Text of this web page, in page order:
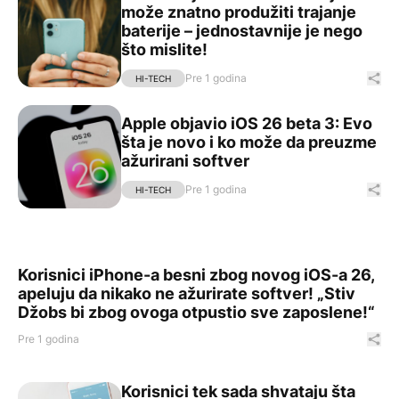
može znatno produžiti trajanje
baterije – jednostavnije je nego
što mislite!
HI-TECH Pre 1 godina
Apple objavio iOS 26 beta 3: Evo šta je novo i ko
Apple objavio iOS 26 beta 3: Evo
šta je novo i ko može da preuzme
ažurirani softver
HI-TECH Pre 1 godina
Korisnici iPhone-a besni zbog novog iOS-a 26,
apeluju da nikako ne ažurirate softver! „Stiv
Džobs bi zbog ovoga otpustio sve zaposlene!“
Pre 1 godina
Korisnici tek sada shvataju šta zapravo znači
Korisnici tek sada shvataju šta